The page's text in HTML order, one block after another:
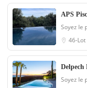
APS
Soyez le
46-Lot
Delpech
Soyez le